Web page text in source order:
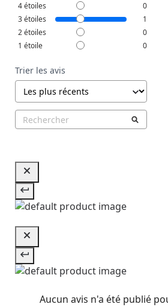
4étoiles
0
3étoiles
1
2étoiles
0
1 étoile 0
Trier les avis
Aucun avis n'a été publié